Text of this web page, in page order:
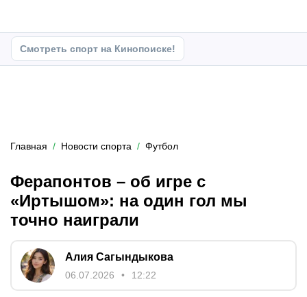
Смотреть спорт на Кинопоиске!
Главная Новости спорта Футбол
Ферапонтов – об игре с
«Иртышом»: на один гол мы
точно наиграли
Алия Сагындыкова
06.07.2026 12:22